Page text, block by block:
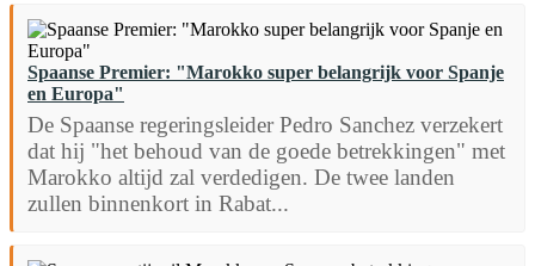
Spaanse Premier: "Marokko super belangrijk voor Spanje
en Europa"
De Spaanse regeringsleider Pedro Sanchez verzekert
dat hij "het behoud van de goede betrekkingen" met
Marokko altijd zal verdedigen. De twee landen
zullen binnenkort in Rabat...